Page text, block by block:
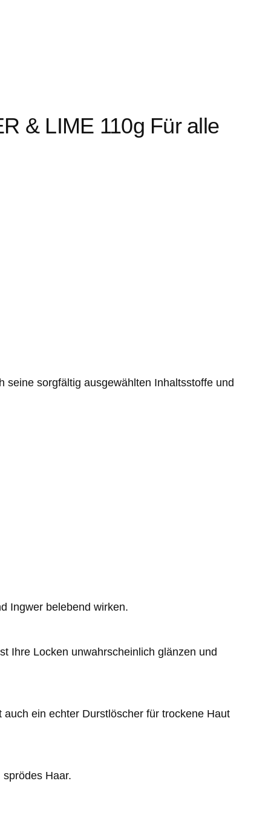
& LIME 110g Für alle
seine sorgfältig ausgewählten Inhaltsstoffe und
Ingwer belebend wirken.
Ihre Locken unwahrscheinlich glänzen und
ein echter Durstlöscher für trockene Haut
Haar.